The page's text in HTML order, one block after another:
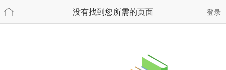
没有找到您所需的页面 登录